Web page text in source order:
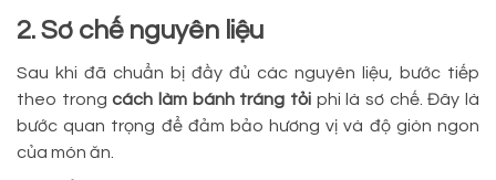
2. Sơ chế nguyên liệu
Sau khi đã chuẩn bị đầy đủ các nguyên liệu, bước tiếp
theo trongcách làm bánh tráng tỏi phi là sơ chế. Đây là
bước quan trọng để đảm bảo hương vị và độ giòn ngon
của món ăn.